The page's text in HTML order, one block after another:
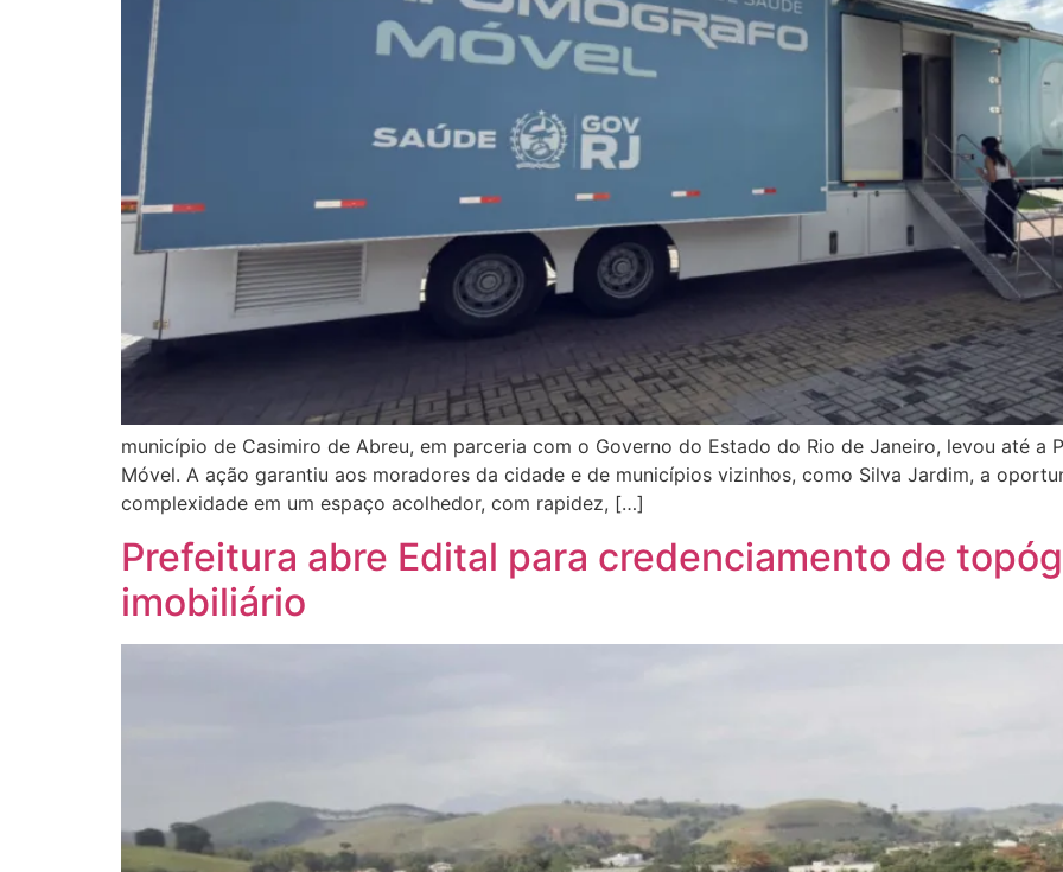
município de Casimiro de Abreu, em parceria com o Governo do Estado do Rio de Janeiro, levou até a
Móvel. A ação garantiu aos moradores da cidade e de municípios vizinhos, como Silva Jardim, a
complexidade em um espaço acolhedor, com rapidez, […]
Prefeitura abre Edital para credenciamento de
imobiliário